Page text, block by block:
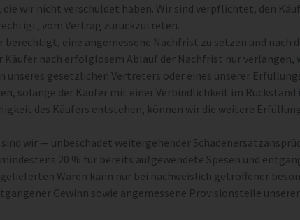
wir nicht verschuldet haben. Wir sind verpflichtet, den
vom Vertrag zurückzutreten.
berechtigt, eine angemessene Nachfrist zu setzen und
nach erfolglosem Ablauf der Nachfrist nur
gesetzlichen Vertreters oder eines unserer
solange der Käufer mit einer Verbindlichkeit im Rückstand
des Käufers entstehen, können wir die weitere
wir — unbeschadet weitergehender
20 % für bereits aufgewendete Spesen und
Waren kann nur bei nachweislich getroffener
Gewinn sowie angemessene Provisionsteile